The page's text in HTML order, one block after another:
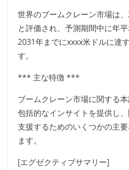
世界のブームクレーン市場は
と評価され、予測期間中に年平
2031年までにxxxx米ドルに達
す。
*** 主な特徴 ***
ブームクレーン市場に関する本
包括的なインサイトを提供し
支援するためのいくつかの主
ます。
[エグゼクティブサマリー]